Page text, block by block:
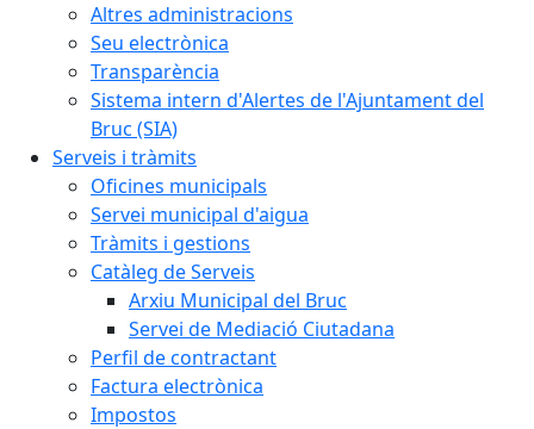
Altres administracions
Seu electrònica
Transparència
Sistema intern d'Alertes de l'Ajuntament del
Bruc (SIA)
Serveis i tràmits
Oficines municipals
Servei municipal d'aigua
Tràmits i gestions
Catàleg de Serveis
Arxiu Municipal del Bruc
Servei de Mediació Ciutadana
Perfil de contractant
Factura electrònica
Impostos